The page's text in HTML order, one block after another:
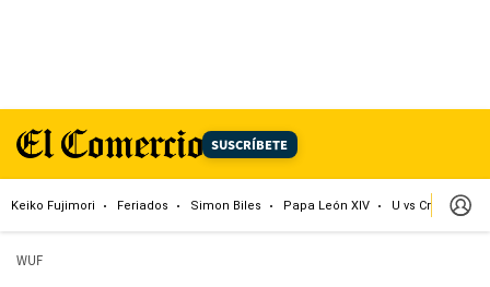
SUSCRÍBETE
Keiko Fujimori Feriados Simon Biles Papa León XIV U vs Cristal
WUF